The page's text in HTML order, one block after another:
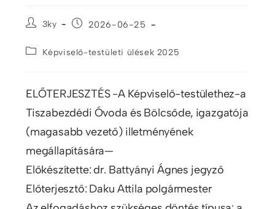
3ky 2026-06-25
Képviselő-testületi ülések 2025
ELŐTERJESZTÉS -A Képviselő-testülethez-a
Tiszabezdédi Óvoda és Bölcsőde, igazgatója
(magasabb vezető) illetményének
megállapítására—
Előkészítette: dr. Battyányi Ágnes jegyző
Előterjesztő: Daku Attila polgármester